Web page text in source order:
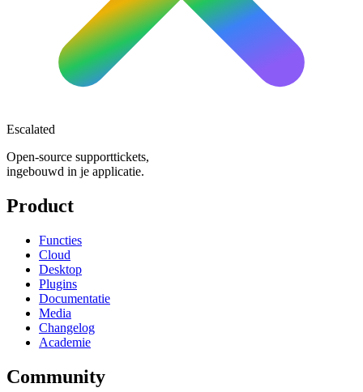
Escalated
Open-source supporttickets,
ingebouwd in je applicatie.
Product
Functies
Cloud
Desktop
Plugins
Documentatie
Media
Changelog
Academie
Community